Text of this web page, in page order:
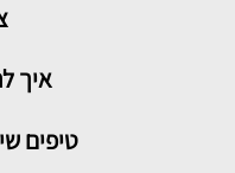
איך
טיפים